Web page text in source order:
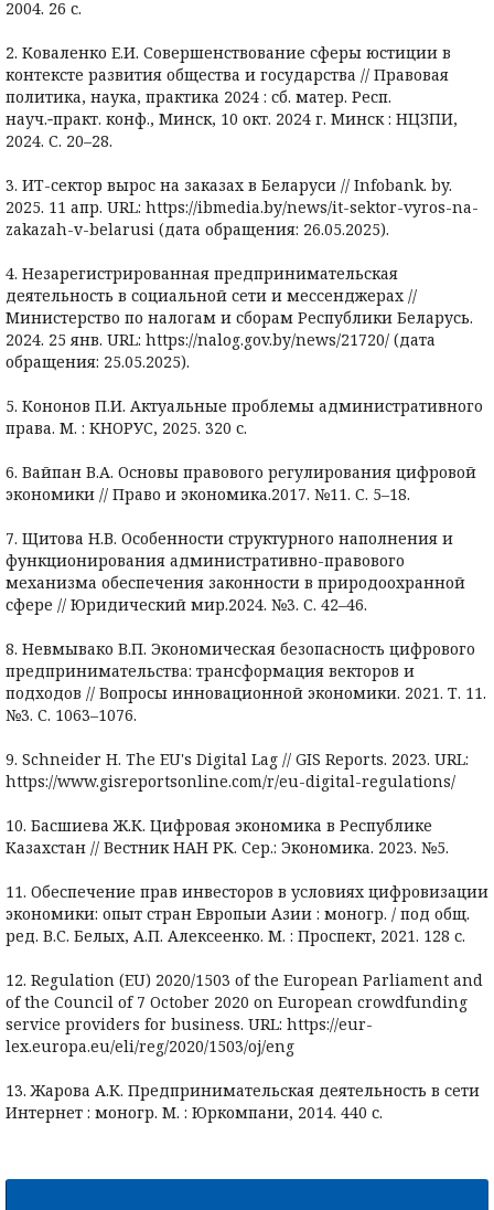
2004. 26 с.
2. Коваленко Е.И. Совершенствование сферы юстиции в
контексте развития общества и государства // Правовая
политика, наука, практика 2024 : сб. матер. Респ.
науч.‑практ. конф., Минск, 10 окт. 2024 г. Минск : НЦЗПИ,
2024. С. 20–28.
3. ИТ-сектор вырос на заказах в Беларуси // Infobank. by.
2025. 11 апр. URL: https://ibmedia.by/news/it-sektor-vyros-na-
zakazah-v-belarusi (дата обращения: 26.05.2025).
4. Незарегистрированная предпринимательская
деятельность в социальной сети и мессенджерах //
Министерство по налогам и сборам Республики Беларусь.
2024. 25 янв. URL: https://nalog.gov.by/news/21720/ (дата
обращения: 25.05.2025).
5. Кононов П.И. Актуальные проблемы административного
права. М. : КНОРУС, 2025. 320 с.
6. Вайпан В.А. Основы правового регулирования цифровой
экономики // Право и экономика.2017. №11. С. 5–18.
7. Щитова Н.В. Особенности структурного наполнения и
функционирования административно-правового
механизма обеспечения законности в природоохранной
сфере // Юридический мир.2024. №3. С. 42–46.
8. Невмывако В.П. Экономическая безопасность цифрового
предпринимательства: трансформация векторов и
подходов // Вопросы инновационной экономики. 2021. Т. 11.
№3. С. 1063–1076.
9. Schneider H. The EU's Digital Lag // GIS Reports. 2023. URL:
https://www.gisreportsonline.com/r/eu-digital-regulations/
10. Басшиева Ж.К. Цифровая экономика в Республике
Казахстан // Вестник НАН РК. Сер.: Экономика. 2023. №5.
11. Обеспечение прав инвесторов в условиях цифровизации
экономики: опыт стран Европыи Азии : моногр. / под общ.
ред. В.С. Белых, А.П. Алексеенко. М. : Проспект, 2021. 128 с.
12. Regulation (EU) 2020/1503 of the European Parliament and
of the Council of 7 October 2020 on European crowdfunding
service providers for business. URL: https://eur-
lex.europa.eu/eli/reg/2020/1503/oj/eng
13. Жарова А.К. Предпринимательская деятельность в сети
Интернет : моногр. М. : Юркомпани, 2014. 440 с.